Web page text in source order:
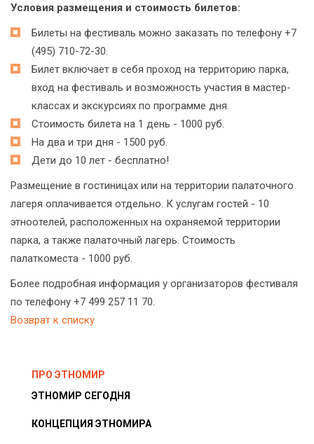
Условия размещения и стоимость билетов:
Билеты на фестиваль можно заказать по телефону +7
(495) 710-72-30
Билет включает в себя проход на территорию парка,
вход на фестиваль и возможность участия в мастер-
классах и экскурсиях по программе дня.
Стоимость билета на 1 день - 1000 руб.
На два и три дня - 1500 руб.
Дети до 10 лет - бесплатно!
Размещение в гостиницах или на территории палаточного
лагеря оплачивается отдельно. К услугам гостей - 10
этноотелей, расположенных на охраняемой территории
парка, а также палаточный лагерь. Стоимость
палаткоместа - 1000 руб.
Более подробная информация у организаторов фестиваля
по телефону +7 499 257 11 70.
Возврат к списку
ПРО ЭТНОМИР
ЭТНОМИР СЕГОДНЯ
КОНЦЕПЦИЯ ЭТНОМИРА